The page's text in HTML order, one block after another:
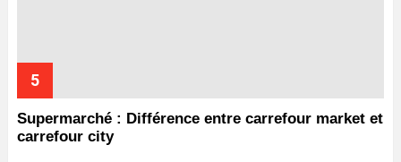
Supermarché : Différence entre carrefour market et
carrefour city